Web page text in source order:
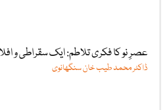
عصرِ نو کا فکری تلاطم: ایک سقراطی و
ڈاکٹر محمد طیب خان سنگھانوی